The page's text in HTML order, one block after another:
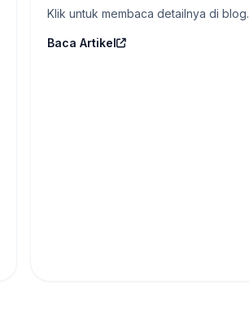
Klik untuk membaca detailnya di blog.
Baca Artikel